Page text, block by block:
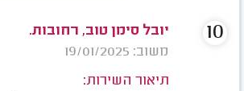
יובל סימן טוב, רחובות.
משוב: 19/01/2025
תיאור השירות:
10